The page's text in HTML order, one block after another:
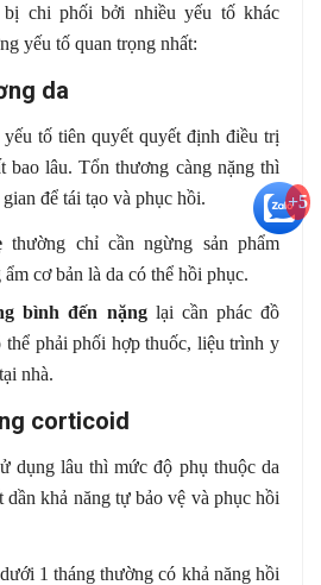
bị chi phối bởi nhiều yếu tố khác
yếu tố quan trọng nhất:
da
tố tiên quyết quyết định điều trị
bao lâu. Tổn thương càng nặng thì
để tái tạo và phục hồi.
thường chỉ cần ngừng sản phẩm
cơ bản là da có thể hồi phục.
bình đến nặnglại cần phác đồ
thể phải phối hợp thuốc, liệu trình y
nhà.
corticoid
dụng lâu thì mức độ phụ thuộc da
dần khả năng tự bảo vệ và phục hồi
1 tháng thường có khả năng hồi
+5